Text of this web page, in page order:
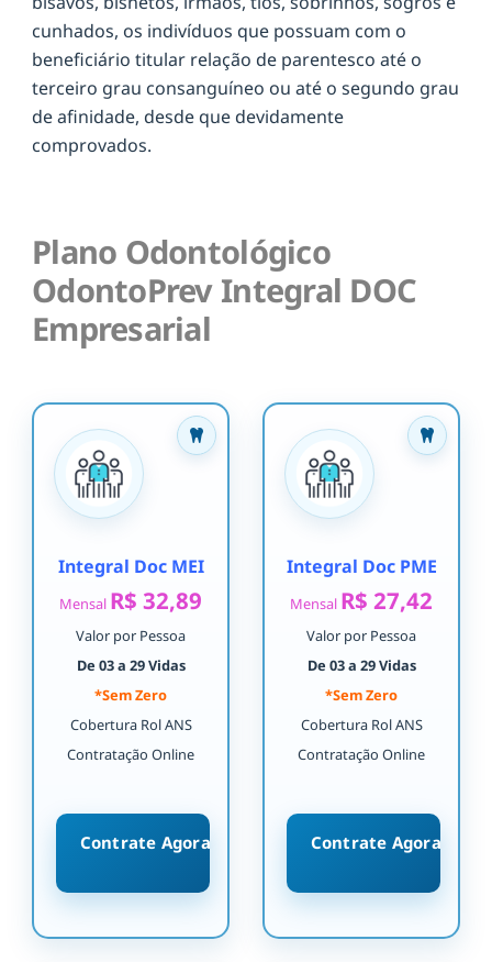
cunhados, os indivíduos que possuam com o
beneficiário titular relação de parentesco até o
terceiro grau consanguíneo ou até o segundo grau
de afinidade, desde que devidamente
comprovados.
Plano Odontológico
OdontoPrev Integral DOC
Empresarial
Integral Doc MEI
Mensal R$ 32,89
Valor por Pessoa
De 03 a 29 Vidas
*Sem Zero
Cobertura Rol ANS
Contratação Online
Contrate Agora
Integral Doc PME
Mensal R$ 27,42
Valor por Pessoa
De 03 a 29 Vidas
*Sem Zero
Cobertura Rol ANS
Contratação Online
Contrate Agora